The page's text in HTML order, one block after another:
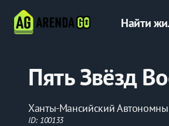
Найти
Пять Звёзд
Ханты-Мансийский
ID: 100133